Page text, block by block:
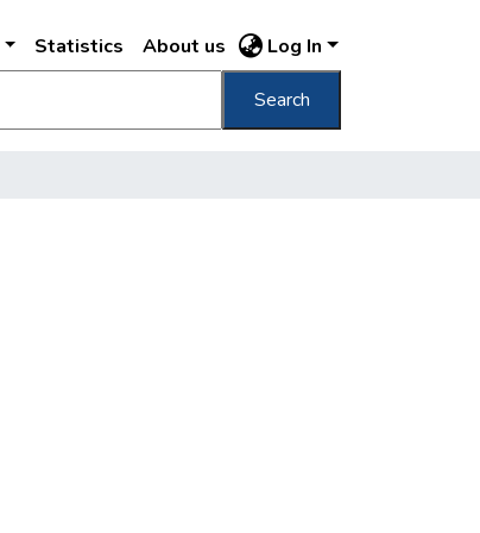
Statistics About us Log In
Search